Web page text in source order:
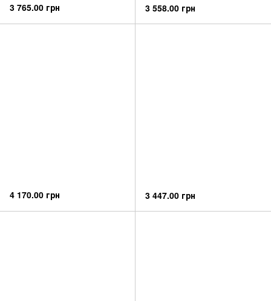
3 765.00 грн 3 558.00 грн
4 170.00 грн 3 447.00 грн